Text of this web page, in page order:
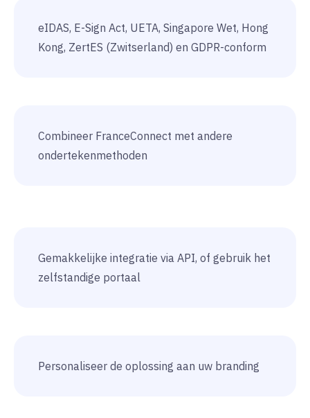
eIDAS, E-Sign Act, UETA, Singapore Wet, Hong
Kong, ZertES (Zwitserland) en GDPR-conform
Combineer FranceConnect met andere
ondertekenmethoden
Gemakkelijke integratie via API, of gebruik het
zelfstandige portaal
Personaliseer de oplossing aan uw branding